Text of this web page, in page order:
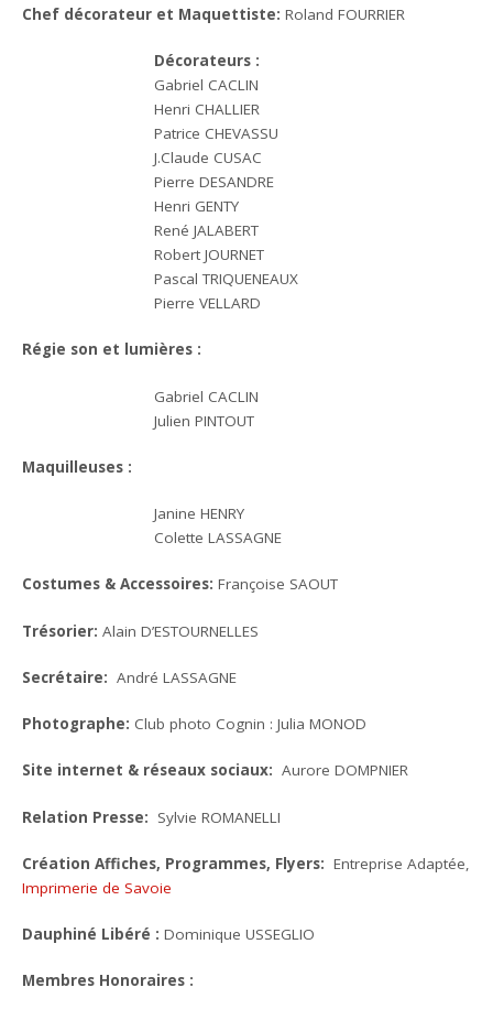
Chef décorateur et Maquettiste:Roland FOURRIER
Décorateurs :
Gabriel CACLIN
Henri CHALLIER
Patrice CHEVASSU
J.Claude CUSAC
Pierre DESANDRE
Henri GENTY
René JALABERT
Robert JOURNET
Pascal TRIQUENEAUX
Pierre VELLARD
Régie son et lumières :
Gabriel CACLIN
Julien PINTOUT
Maquilleuses :
Janine HENRY
Colette LASSAGNE
Costumes & Accessoires:Françoise SAOUT
Trésorier:Alain D’ESTOURNELLES
Secrétaire:André LASSAGNE
Photographe: Club photo Cognin : Julia MONOD
Site internet & réseaux sociaux:Aurore DOMPNIER
Relation Presse: Sylvie ROMANELLI
Création Affiches, Programmes, Flyers:Entreprise Adaptée,
Imprimerie de Savoie
Dauphiné Libéré : Dominique USSEGLIO
Membres Honoraires :